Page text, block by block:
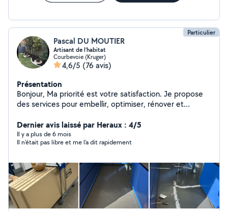
Particulier
Pascal DU MOUTIER
Artisant de l’habitat
Courbevoie (Kruger)
4,6/5 (76 avis)
Présentation
Bonjour, Ma priorité est votre satisfaction. Je propose
des services pour embellir, optimiser, rénover et
Conciergerie : remise des clés pour locations courtes ou
longues durées, entretien avant/après location. Travaux
et aménagement : création et construction de cuisines,
entretien complet, remise en état et valorisation du
jardin. Serrurerie : ouverture de porte, remplacement de
serrure. Entretien voiture : Vidange et remplacement
des filtres Deplacement et remorquage en souterrain
ou dans la rue Passionné, polyvalent et sérieux, je
Dernier avis laissé par Heraux : 4/5
Il y a plus de 6 mois
Il n’était pas libre et me l’a dit rapidement